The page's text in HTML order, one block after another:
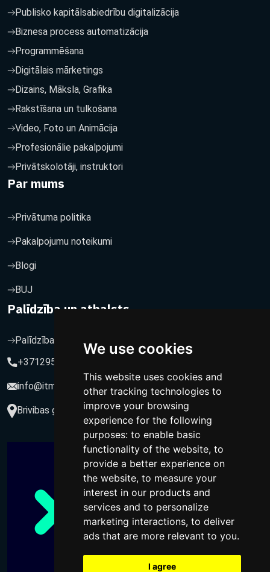
We use cookies
This website uses cookies and
other tracking technologies to
improve your browsing
experience for the following
purposes: to enable basic
functionality of the website, to
provide a better experience on
the website, to measure your
interest in our products and
services and to personalize
marketing interactions, to deliver
ads that are more relevant to you.
I agree
Publisko kapitālsabiedrību digitalizācija
Biznesa process automatizācija
Programmēšana
Digitālais mārketings
Dizains, Māksla, Grafika
Rakstīšana un tulkošana
Video, Foto un Animācija
Profesionālie pakalpojumi
Privātskolotāji, instruktori
Par mums
Privātuma politika
Pakalpojumu noteikumi
Blogi
BUJ
Palīdzība un atbalsts
Palīdzība un atbalsts
+37129564547
info@itmarketing.lv
Brivibas gatve 234-77, LV-1039, Riga, Latvia